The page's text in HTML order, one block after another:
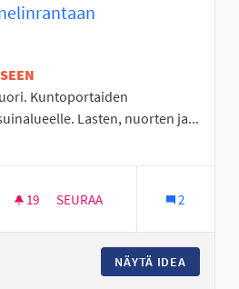
Kuntoportaiden
Lasten, nuorten ja...
Itäinen Seinäjoki
19 19 SEURAAJAA
SEURAA 2
NÄYTÄ IDEA